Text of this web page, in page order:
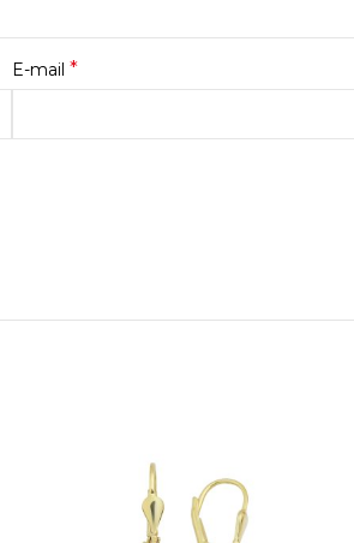
E-mail *